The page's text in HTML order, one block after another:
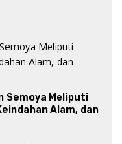
Semoya Meliputi
Alam, dan